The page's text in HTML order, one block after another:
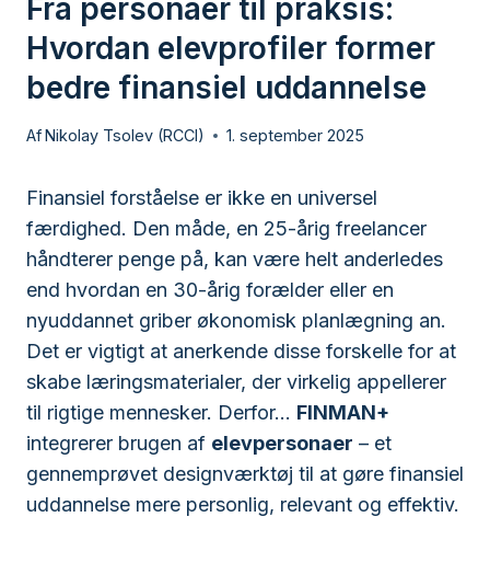
Fra personaer til praksis:
Hvordan elevprofiler former
bedre finansiel uddannelse
AfNikolay Tsolev (RCCI) 1. september 2025
Finansiel forståelse er ikke en universel
færdighed. Den måde, en 25-årig freelancer
håndterer penge på, kan være helt anderledes
end hvordan en 30-årig forælder eller en
nyuddannet griber økonomisk planlægning an.
Det er vigtigt at anerkende disse forskelle for at
skabe læringsmaterialer, der virkelig appellerer
til rigtige mennesker. Derfor... FINMAN+
integrerer brugen af elevpersonaer – et
gennemprøvet designværktøj til at gøre finansiel
uddannelse mere personlig, relevant og effektiv.